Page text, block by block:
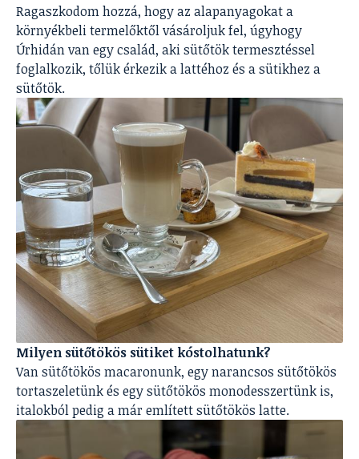
Ragaszkodom hozzá, hogy az alapanyagokat a
környékbeli termelőktől vásároljuk fel, úgyhogy
Úrhidán van egy család, aki sütőtök termesztéssel
foglalkozik, tőlük érkezik a lattéhoz és a sütikhez a
sütőtök.
Milyen sütőtökös sütiket kóstolhatunk?
Van sütőtökös macaronunk, egy narancsos sütőtökös
tortaszeletünk és egy sütőtökös monodesszertünk is,
italokból pedig a már említett sütőtökös latte.